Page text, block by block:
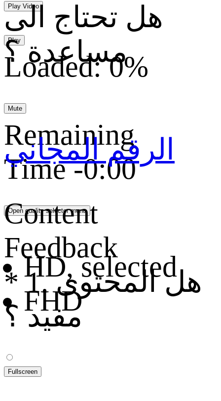
Play Video
Play
Loaded:0%
Mute
Remaining
Time-0:00
Open quality selector menu
HD, selected
FHD
Fullscreen
هل تحتاج الى
مساعدة ؟
الرقم المجاني
Content
Feedback
* 1. هل المحتوى
مفيد ؟